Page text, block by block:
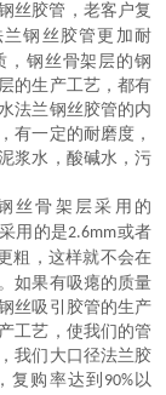
丝胶管，老客户复
兰钢丝胶管更加耐
，钢丝骨架层的钢
的生产工艺，都有
法兰钢丝胶管的内
有一定的耐磨度，
浆水，酸碱水，污
丝骨架层采用的
用的是2.6mm或者
粗，这样就不会在
如果有吸瘪的质量
丝吸引胶管的生产
工艺，使我们的管
我们 大口径法兰胶
复购率达到 90%以